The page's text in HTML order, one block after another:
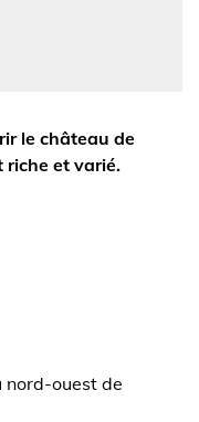
le château de
riche et varié.
nord-ouest de